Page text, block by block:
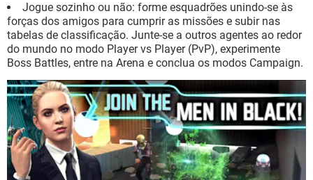
Jogue sozinho ou não: forme esquadrões unindo-se às
forças dos amigos para cumprir as missões e subir nas
tabelas de classificação. Junte-se a outros agentes ao redor
do mundo no modo Player vs Player (PvP), experimente
Boss Battles, entre na Arena e conclua os modos Campaign.